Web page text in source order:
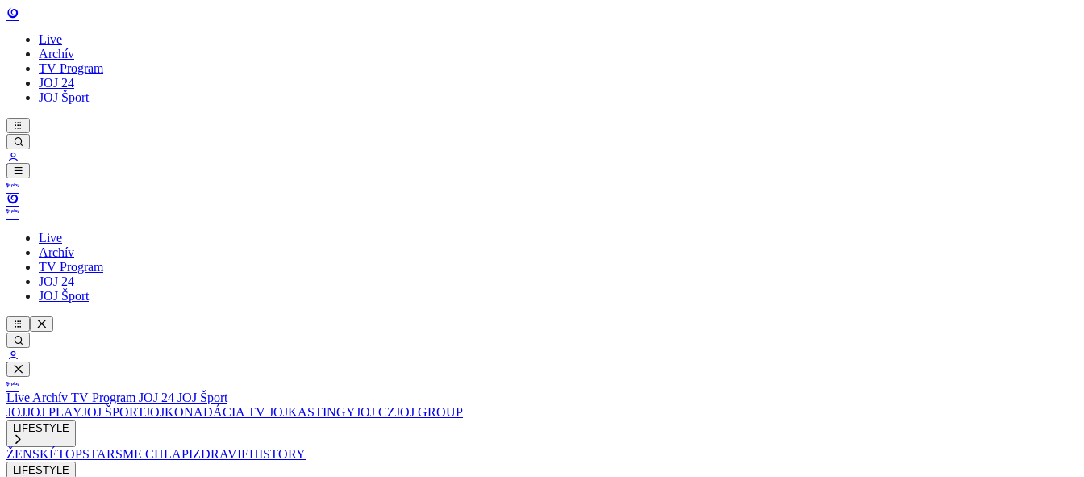
Live
Archív
TV Program
JOJ 24
JOJ Šport
Live
Archív
TV Program
JOJ 24
JOJ Šport
Live Archív TV Program JOJ 24 JOJ Šport
JOJJOJ PLAYJOJ ŠPORTJOJKONADÁCIA TV JOJKASTINGYJOJ CZJOJ GROUP
LIFESTYLE
ŽENSKÉTOPSTARSME CHLAPIZDRAVIEHISTORY
LIFESTYLE